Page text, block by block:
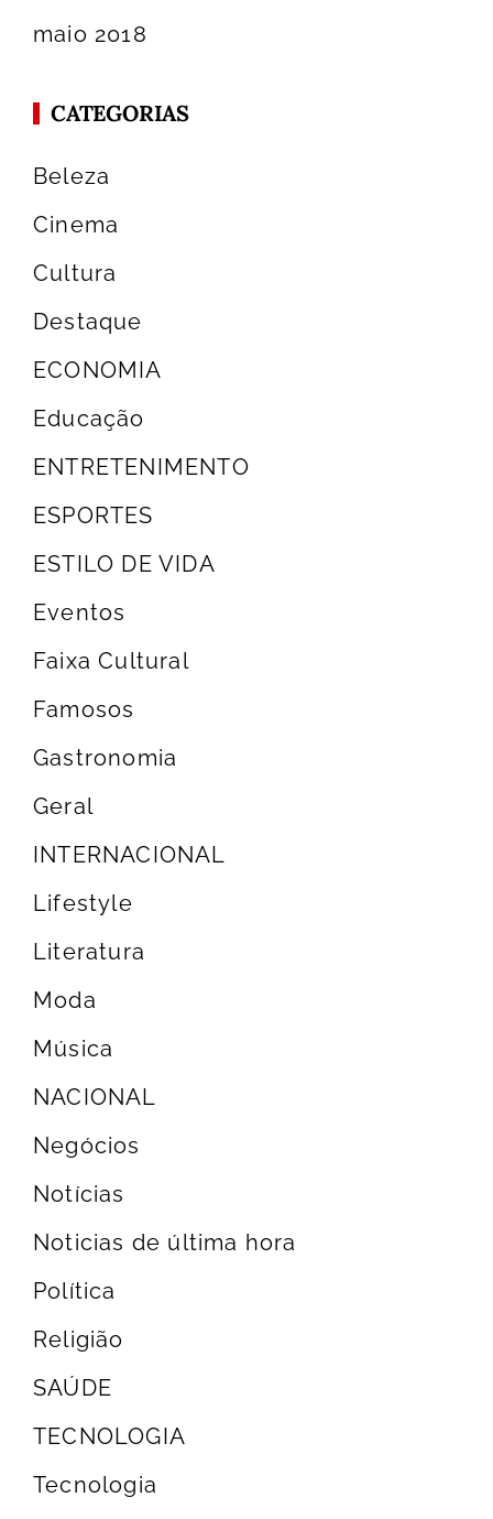
maio 2018
CATEGORIAS
Beleza
Cinema
Cultura
Destaque
ECONOMIA
Educação
ENTRETENIMENTO
ESPORTES
ESTILO DE VIDA
Eventos
Faixa Cultural
Famosos
Gastronomia
Geral
INTERNACIONAL
Lifestyle
Literatura
Moda
Música
NACIONAL
Negócios
Notícias
Noticias de última hora
Política
Religião
SAÚDE
TECNOLOGIA
Tecnologia